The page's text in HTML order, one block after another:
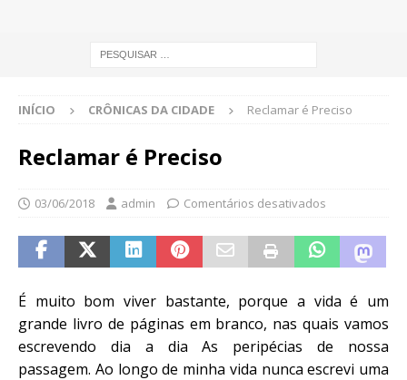
INÍCIO CRÔNICAS DA CIDADE Reclamar é Preciso
Reclamar é Preciso
03/06/2018 admin Comentários desativados
É muito bom viver bastante, porque a vida é um
grande livro de páginas em branco, nas quais vamos
escrevendo dia a dia As peripécias de nossa
passagem. Ao longo de minha vida nunca escrevi uma